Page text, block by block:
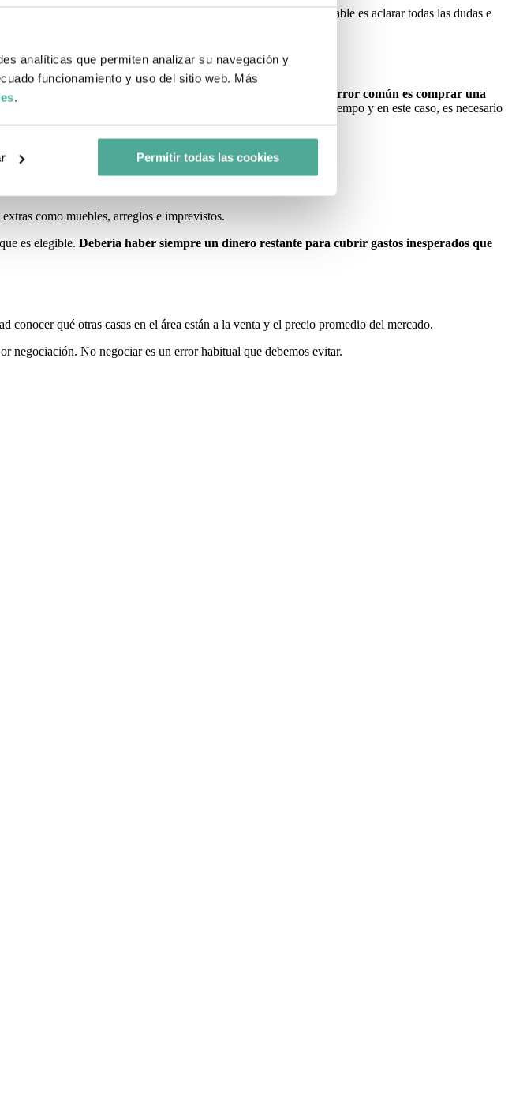
analíticas que permiten analizar su navegación y
funcionamiento y uso del sitio web. Más
.
Permitir todas las cookies
detalles de la misma antes de firmar un contrato. Lo recomendable es aclarar todas las dudas e
la ubicación, la distribución o incluso las posibles reformas.
Un error común es comprar una
posible que la persona desee agrandar la familia después de un tiempo y en este caso, es necesario
y cómo se podría reevaluar la casa en un futuro.
como muebles, arreglos e imprevistos.
es elegible. Debería haber siempre un dinero restante para cubrir gastos inesperados que
qué otras casas en el área están a la venta y el precio promedio del mercado.
negociación. No negociar es un error habitual que debemos evitar.